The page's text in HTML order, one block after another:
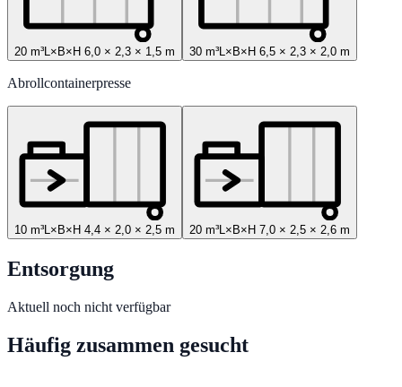
20 m³L×B×H 6,0 × 2,3 × 1,5 m 30 m³L×B×H 6,5 × 2,3 × 2,0 m
Abrollcontainerpresse
10 m³L×B×H 4,4 × 2,0 × 2,5 m 20 m³L×B×H 7,0 × 2,5 × 2,6 m
Entsorgung
Aktuell noch nicht verfügbar
Häufig zusammen gesucht